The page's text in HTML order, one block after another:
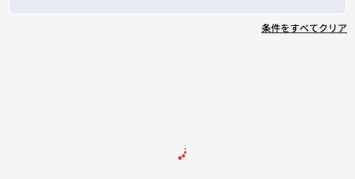
条件をすべてクリア